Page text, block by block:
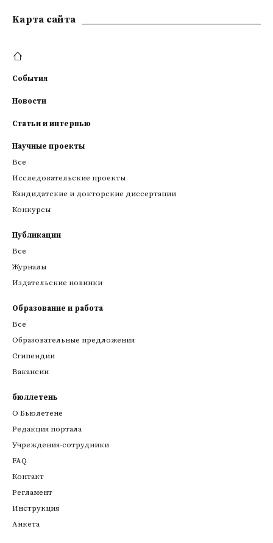
Kарта сайта
События
Новости
Статьи и интервью
Научные проекты
Все
Исследовательские проекты
Кандидатские и докторские диссертации
Конкурсы
Публикации
Все
Журналы
Издательские новинки
Образование и работа
Все
Образовательные предложения
Стипендии
Вакансии
бюллетень
О Бьюлетене
Редакция портала
Учреждения-сотрудники
FAQ
Контакт
Регламент
Инструкция
Анкета